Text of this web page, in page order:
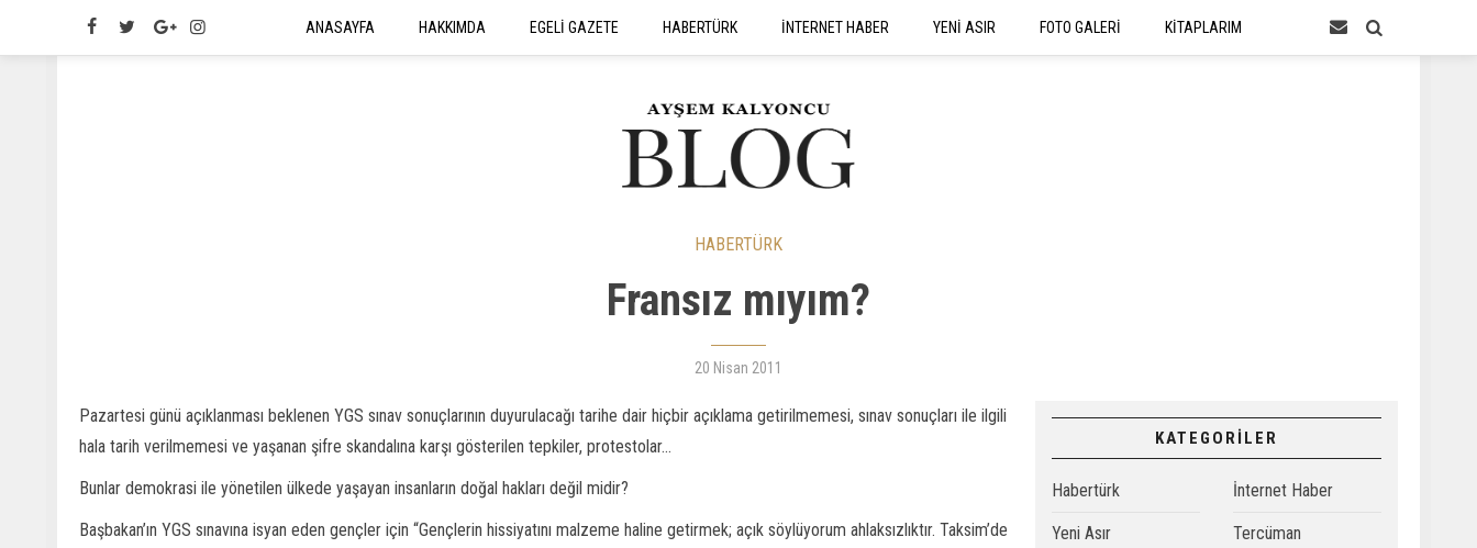
ANASAYFA HAKKIMDA EGELİ GAZETE HABERTÜRK İNTERNET HABER YENİ ASIR FOTO GALERİ
KİTAPLARIM
SEYAHATNAME
HABERTÜRK
Fransız mıyım?
20 Nisan 2011
Pazartesi günü açıklanması beklenen YGS sınav sonuçlarının duyurulacağı tarihe dair hiçbir açıklama getirilmemesi, sınav sonuçları ile ilgili
hala tarih verilmemesi ve yaşanan şifre skandalına karşı gösterilen tepkiler, protestolar...
Bunlar demokrasi ile yönetilen ülkede yaşayan insanların doğal hakları değil midir?
Başbakan’ın YGS sınavına isyan eden gençler için “Gençlerin hissiyatını malzeme haline getirmek; açık söylüyorum ahlaksızlıktır. Taksim’de
KATEGORİLER
Habertürk İnternet Haber
Yeni Asır Tercüman